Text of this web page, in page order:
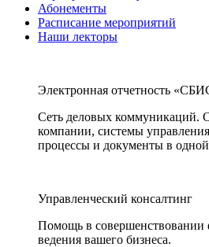
Абонементы
Расписание мероприятий
Наши лекторы
Электронная отчетность
Сеть деловых коммуникаций.
компании, системы
процессы и документы в одной
Управленческий консалтинг
Помощь в совершенствовании
ведения вашего бизнеса.